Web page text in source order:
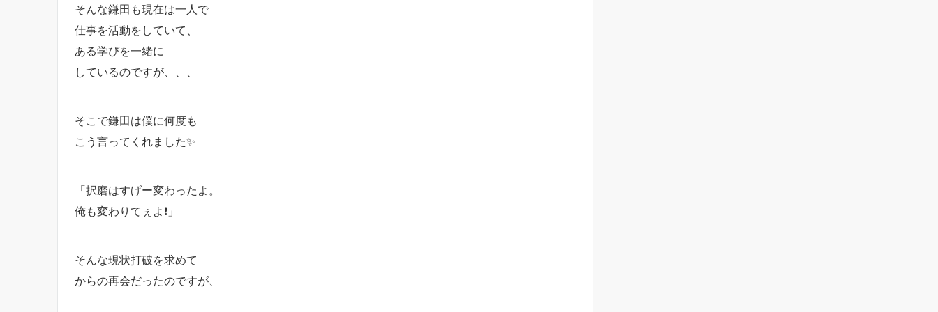
そんな鎌田も現在は一人で
仕事を活動をしていて、
ある学びを一緒に
しているのですが、、、
そこで鎌田は僕に何度も
こう言ってくれました✨
「択磨はすげー変わったよ。
俺も変わりてぇよ❗️」
そんな現状打破を求めて
からの再会だったのですが、